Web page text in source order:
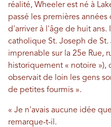
réalité, Wheeler est né à
passé les premières années
d'arriver à l'âge de huit ans.
catholique St. Joseph de
imprenable sur la 25e Rue,
historiquement « notoire »),
observait de loin les gens
de petites fourmis ».
« Je n'avais aucune idée
remarque-t-il.